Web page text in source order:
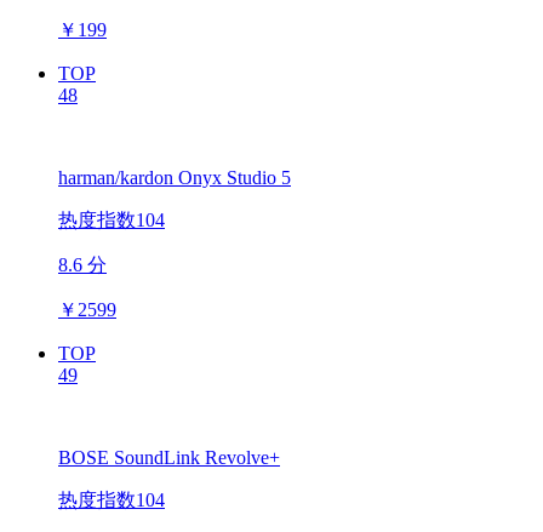
￥ 199
TOP
48
harman/kardon Onyx Studio 5
热度指数104
8.6 分
￥ 2599
TOP
49
BOSE SoundLink Revolve+
热度指数104